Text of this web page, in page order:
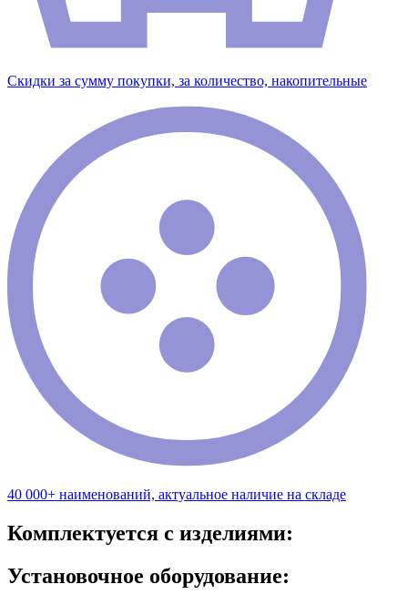
Скидки за сумму покупки, за количество, накопительные
40 000+ наименований, актуальное наличие на складе
Комплектуется с изделиями:
Установочное оборудование: